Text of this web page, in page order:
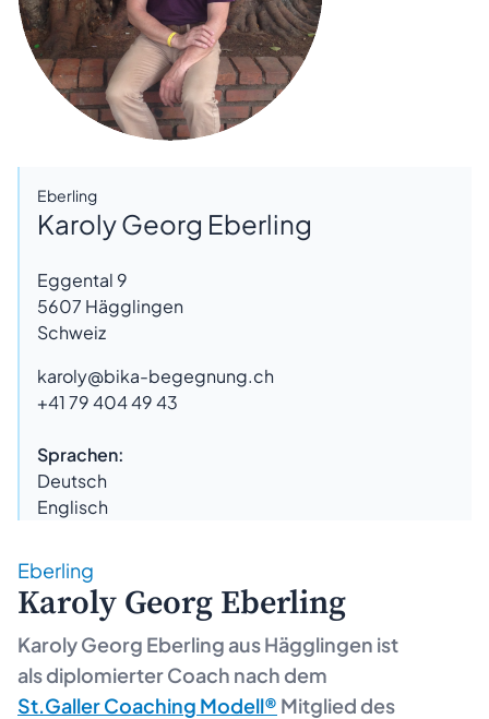
Eberling
Karoly Georg Eberling
Eggental 9
5607 Hägglingen
Schweiz
karoly@bika-begegnung.ch
+41 79 404 49 43
Sprachen:
Deutsch
Englisch
Eberling
Karoly Georg Eberling
Karoly Georg Eberling ausHägglingen ist
als diplomierter Coach nach dem
St.Galler Coaching Modell® Mitglied des